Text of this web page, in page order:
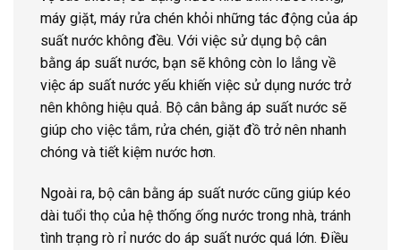
máy giặt, máy rửa chén khỏi những tác động của áp
suất nước không đều. Với việc sử dụng bộ cân
bằng áp suất nước, bạn sẽ không còn lo lắng về
việc áp suất nước yếu khiến việc sử dụng nước trở
nên không hiệu quả. Bộ cân bằng áp suất nước sẽ
giúp cho việc tắm, rửa chén, giặt đồ trở nên nhanh
chóng và tiết kiệm nước hơn.
Ngoài ra, bộ cân bằng áp suất nước cũng giúp kéo
dài tuổi thọ của hệ thống ống nước trong nhà, tránh
tình trạng rò rỉ nước do áp suất nước quá lớn. Điều